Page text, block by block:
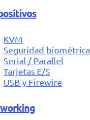
KVM
Seguridad biométrica
Serial / Parallel
Tarjetas E/S
USB y Firewire